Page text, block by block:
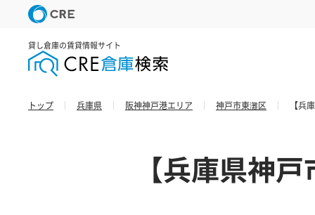
貸し倉庫の賃貸情報サイト
トップ 兵庫県 阪神神戸港エリア 神戸市東灘区 【兵
【兵庫県神